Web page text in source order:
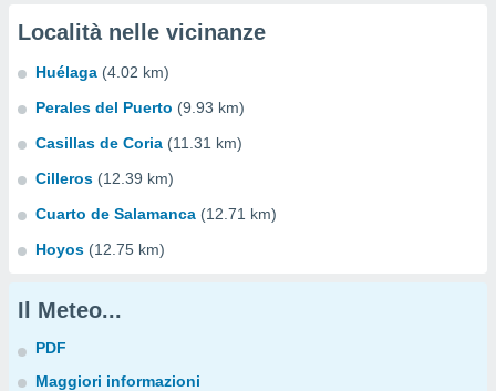
Località nelle vicinanze
Huélaga (4.02 km)
Perales del Puerto (9.93 km)
Casillas de Coria (11.31 km)
Cilleros (12.39 km)
Cuarto de Salamanca (12.71 km)
Hoyos (12.75 km)
Il Meteo...
PDF
Maggiori informazioni